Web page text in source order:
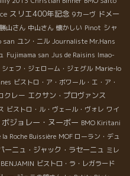
スリエ400年記念 9カーヴ ドメー
勝山さん 中山さん 懐かしい Pinot シャ
san ユン・ニル Journaliste Mr.Hans
Fujimama san Jus de Raisins Imao-
シェフ・ジェローム・ジェグル Marie-lo
ビストロ・ア・ボワール・エ・ア・
クレー エクサン・プロヴァンス
ビストロ・ル・ヴェール・ヴォレ ワイ
ボジョレー・ヌーボー BMO Kiritani
la Roche Buissière MOF ローラン・デュ
ーニュ・ジャック・ラセーニュ ミレ
ビストロ・ラ・レガラード